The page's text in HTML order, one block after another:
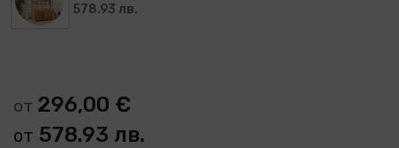
578.93 лв.
от 296,00 €
от 578.93 лв.